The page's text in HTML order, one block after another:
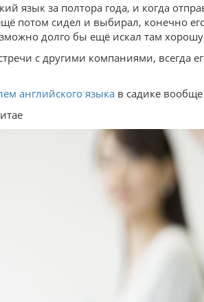
язык за полтора года, и когда
потом сидел и выбирал, конечно
долго бы ещё искал там
с другими компаниями, всегда
английского языкав садике вообще